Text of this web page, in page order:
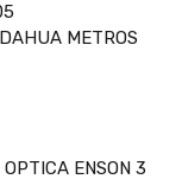
METROS
ENSON 3